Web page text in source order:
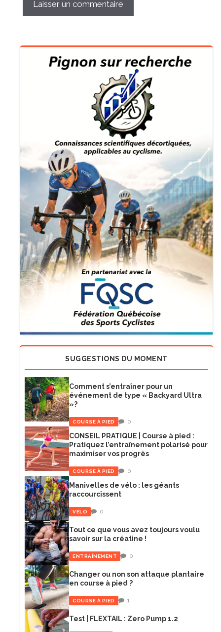
SUGGESTIONS DU MOMENT
Comment s’entraîner pour un
événement de type « Backyard Ultra
»?
COURSE À PIED 0
CONSEIL PRATIQUE | Course à pied :
Pratiquez l’entraînement polarisé pour
maximiser vos progrès
COURSE À PIED 0
Manivelles de vélo : les géants
raccourcissent
VÉLO 0
Tout ce que vous avez toujours voulu
savoir sur la créatine !
ENTRAÎNEMENT 0
Changer ou non son attaque plantaire
en course à pied ?
COURSE À PIED 1
Test | FLEXTAIL : Zero Pump 1.2